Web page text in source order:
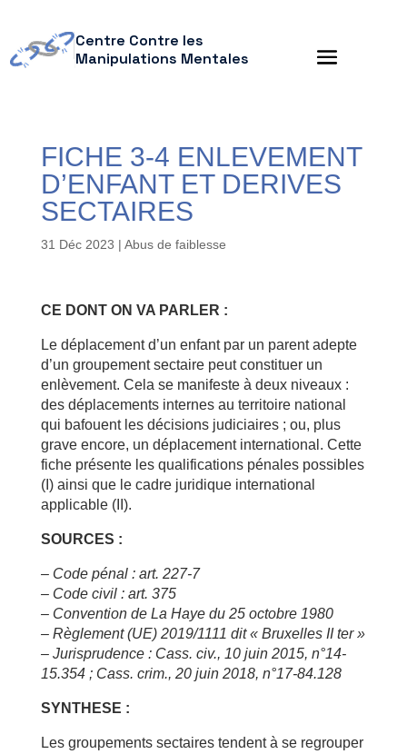
Centre Contre les
Manipulations Mentales
FICHE 3-4 ENLEVEMENT
D’ENFANT ET DERIVES
SECTAIRES
31 Déc 2023 | Abus de faiblesse
CE DONT ON VA PARLER :
Le déplacement d’un enfant par un parent adepte
d’un groupement sectaire peut constituer un
enlèvement. Cela se manifeste à deux niveaux :
des déplacements internes au territoire national
qui bafouent les décisions judiciaires ; ou, plus
grave encore, un déplacement international. Cette
fiche présente les qualifications pénales possibles
(I) ainsi que le cadre juridique international
applicable (II).
SOURCES :
– Code pénal : art. 227-7
– Code civil : art. 375
– Convention de La Haye du 25 octobre 1980
– Règlement (UE) 2019/1111 dit « Bruxelles II ter »
– Jurisprudence : Cass. civ., 10 juin 2015, n°14-
15.354 ; Cass. crim., 20 juin 2018, n°17-84.128
SYNTHESE :
Les groupements sectaires tendent à se regrouper